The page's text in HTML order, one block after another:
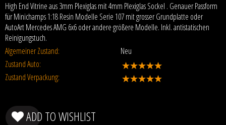
High End Vitrine aus 3mm Plexiglas mit 4mm Plexiglas Sockel . Genauer Passform
für Minichamps 1:18 Resin Modelle Serie 107 mit grosser Grundplatte oder
AutoArt Mercedes AMG 6x6 oder andere größere Modelle. Inkl. antistatischen
Reinigungstuch.
Algemeiner Zustand:
Neu
Zustand Auto:
Zustand Verpackung:
ADD TO WISHLIST